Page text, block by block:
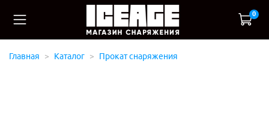
0
Главная Каталог Прокат снаряжения